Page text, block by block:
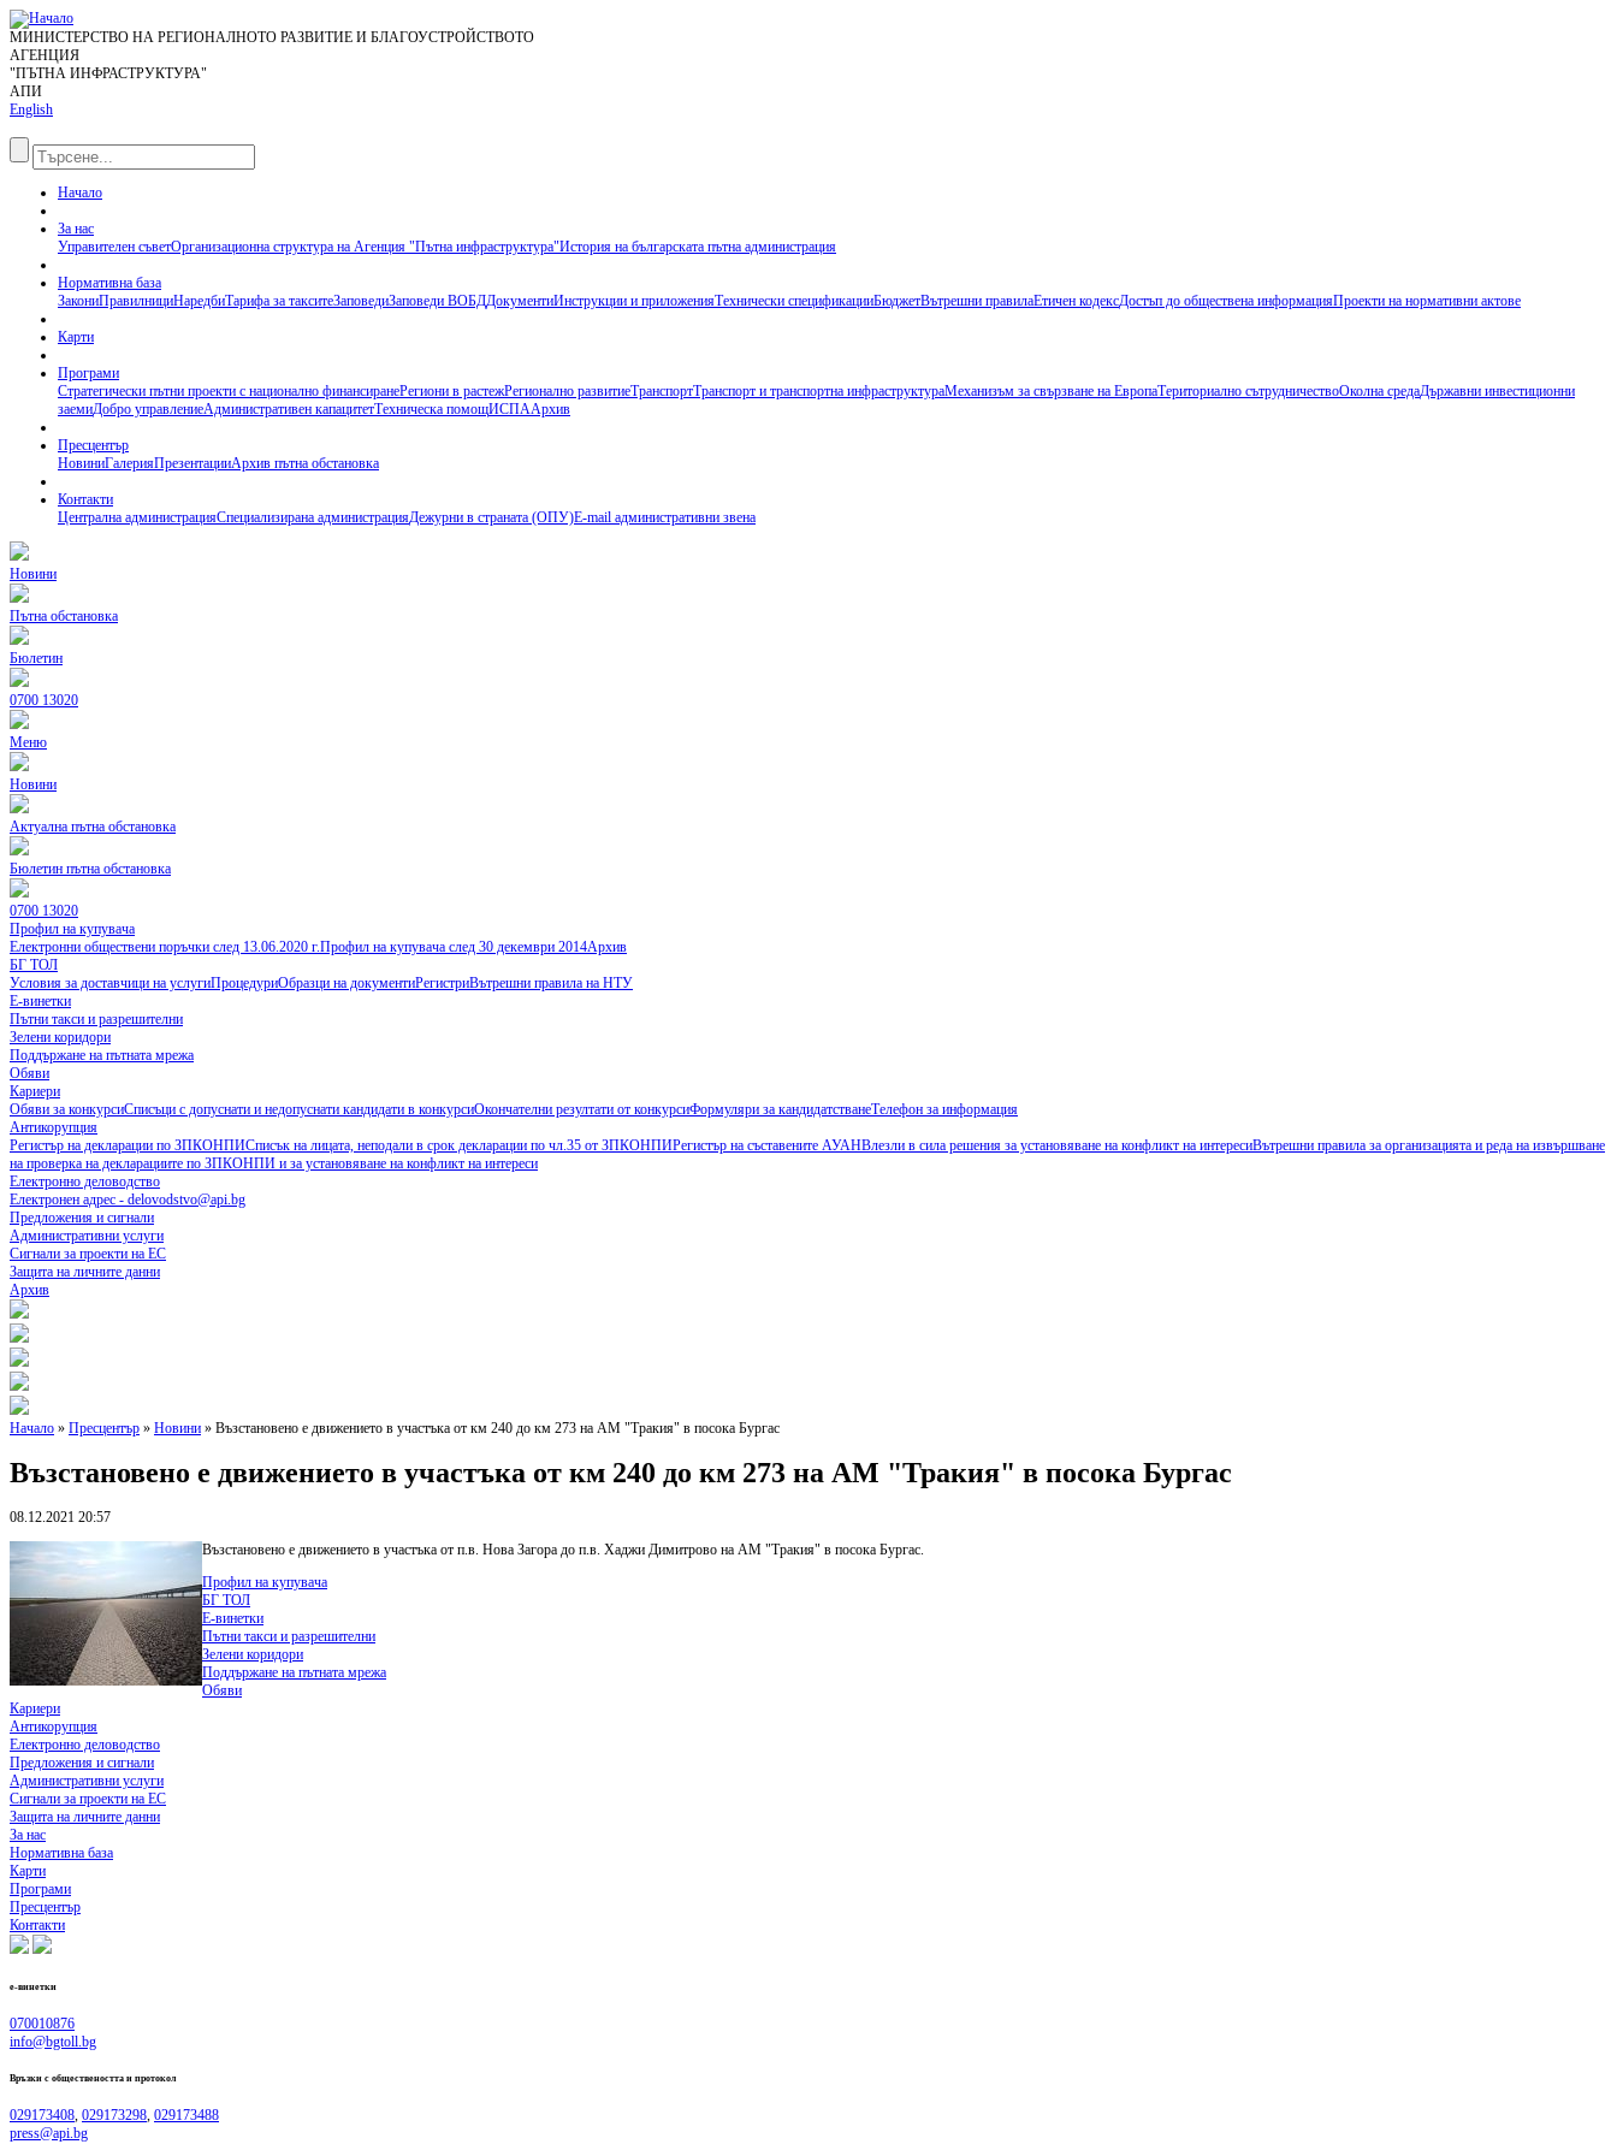
МИНИСТЕРСТВО НА РЕГИОНАЛНОТО РАЗВИТИЕ И БЛАГОУСТРОЙСТВОТО
АГЕНЦИЯ
"ПЪТНА ИНФРАСТРУКТУРА"
АПИ
English
Начало
За нас
Управителен съветОрганизационна структура на Агенция "Пътна инфраструктура"История на българската пътна администрация
Нормативна база
ЗакониПравилнициНаредбиТарифа за такситеЗаповедиЗаповеди ВОБДДокументиИнструкции и приложенияТехнически спецификацииБюджетВътрешни правилаЕтичен кодексДостъп до обществена информацияПроекти на нормативни актове
Карти
Програми
Стратегически пътни проекти с национално финансиранеРегиони в растежРегионално развитиеТранспортТранспорт и транспортна инфраструктураМеханизъм за свързване на ЕвропаТериториално сътрудничествоОколна средаДържавни инвестиционни
заемиДобро управлениеАдминистративен капацитетТехническа помощИСПААрхив
Пресцентър
НовиниГалерияПрезентацииАрхив пътна обстановка
Контакти
Централна администрацияСпециализирана администрацияДежурни в страната (ОПУ)E-mail административни звена
Новини
Пътна обстановка
Бюлетин
0700 13020
Меню
Новини
Актуална пътна обстановка
Бюлетин пътна обстановка
0700 13020
Профил на купувача
Електронни обществени поръчки след 13.06.2020 г.Профил на купувача след 30 декември 2014Архив
БГ ТОЛ
Условия за доставчици на услугиПроцедуриОбразци на документиРегистриВътрешни правила на НТУ
Е-винетки
Пътни такси и разрешителни
Зелени коридори
Поддържане на пътната мрежа
Обяви
Кариери
Обяви за конкурсиСписъци с допуснати и недопуснати кандидати в конкурсиОкончателни резултати от конкурсиФормуляри за кандидатстванеТелефон за информация
Антикорупция
Регистър на декларации по ЗПКОНПИСписък на лицата, неподали в срок декларации по чл.35 от ЗПКОНПИРегистър на съставените АУАНВлезли в сила решения за установяване на конфликт на интересиВътрешни правила за организацията и реда на извършване
на проверка на декларациите по ЗПКОНПИ и за установяване на конфликт на интереси
Електронно деловодство
Електронен адрес - delovodstvo@api.bg
Предложения и сигнали
Административни услуги
Сигнали за проекти на ЕС
Защита на личните данни
Архив
Начало » Пресцентър » Новини » Възстановено е движението в участъка от км 240 до км 273 на АМ "Тракия" в посока Бургас
Възстановено е движението в участъка от км 240 до км 273 на АМ "Тракия" в посока Бургас
08.12.2021 20:57
Възстановено е движението в участъка от п.в. Нова Загора до п.в. Хаджи Димитрово на АМ "Тракия" в посока Бургас.
Профил на купувача
БГ ТОЛ
Е-винетки
Пътни такси и разрешителни
Зелени коридори
Поддържане на пътната мрежа
Обяви
Кариери
Антикорупция
Електронно деловодство
Предложения и сигнали
Административни услуги
Сигнали за проекти на ЕС
Защита на личните данни
За нас
Нормативна база
Карти
Програми
Пресцентър
Контакти
е-винетки
070010876
info@bgtoll.bg
Връзки с обществеността и протокол
029173408, 029173298, 029173488
press@api.bg